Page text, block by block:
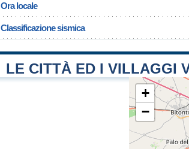
Ora locale
Classificazione sismica
LE CITTÀ ED I VILLAGGI
+
−